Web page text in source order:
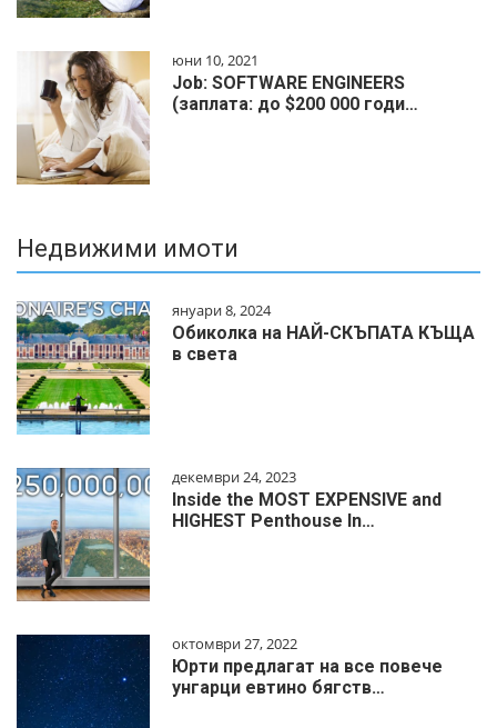
юни 10, 2021
Job: SOFTWARE ENGINEERS
(заплата: до $200 000 годи…
Недвижими имоти
януари 8, 2024
Обиколка на НАЙ-СКЪПАТА КЪЩА
в света
декември 24, 2023
Inside the MOST EXPENSIVE and
HIGHEST Penthouse In…
октомври 27, 2022
Юрти предлагат на все повече
унгарци евтино бягств…